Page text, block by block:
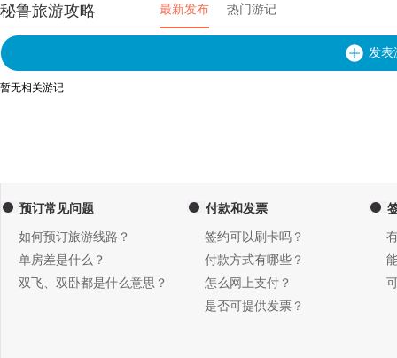
秘鲁旅游攻略 最新发布 热门游记
发表
暂无相关游记
预订常见问题
如何预订旅游线路？
单房差是什么？
双飞、双卧都是什么意思？
付款和发票
签约可以刷卡吗？
付款方式有哪些？
怎么网上支付？
是否可提供发票？